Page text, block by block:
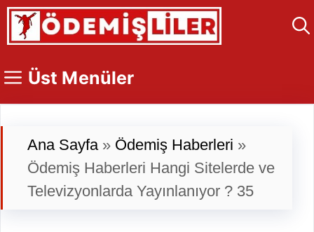
İçeriğe
atla
Üst Menüler
Ana Sayfa» Ödemiş Haberleri »
Ödemiş Haberleri Hangi Sitelerde ve
Televizyonlarda Yayınlanıyor ? 35